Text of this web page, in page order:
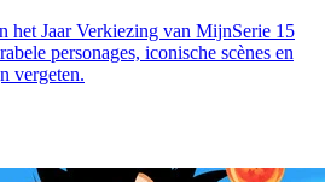
het Jaar Verkiezing van MijnSerie 15
personages, iconische scènes en
vergeten.